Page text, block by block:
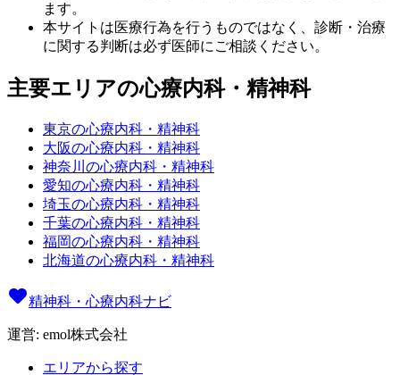
ます。
本サイトは医療行為を行うものではなく、診断・治療
に関する判断は必ず医師にご相談ください。
主要エリアの心療内科・精神科
東京の心療内科・精神科
大阪の心療内科・精神科
神奈川の心療内科・精神科
愛知の心療内科・精神科
埼玉の心療内科・精神科
千葉の心療内科・精神科
福岡の心療内科・精神科
北海道の心療内科・精神科
精神科・心療内科ナビ
運営: emol株式会社
エリアから探す